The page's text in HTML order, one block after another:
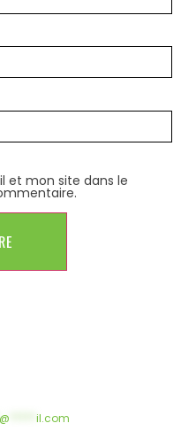
et mon site dans le
@ il.com